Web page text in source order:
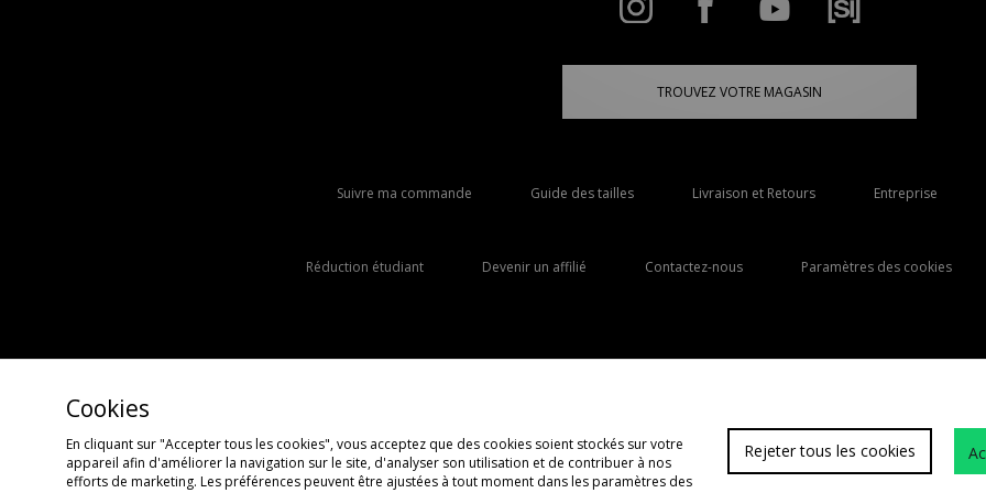
TROUVEZ VOTRE MAGASIN
Suivre ma commande Guide des tailles Livraison et Retours Entreprise
Réduction étudiant Devenir un affilié Contactez-nous Paramètres des cookies
FAQs
Copyright © 2026 JD Sports Fashion Plc, Tous droits réservés.
Cookies
En cliquant sur "Accepter tous les cookies", vous acceptez que des cookies soient stockés sur votre
appareil afin d'améliorer la navigation sur le site, d'analyser son utilisation et de contribuer à nos
efforts de marketing. Les préférences peuvent être ajustées à tout moment dans les paramètres des
Rejeter tous les cookies